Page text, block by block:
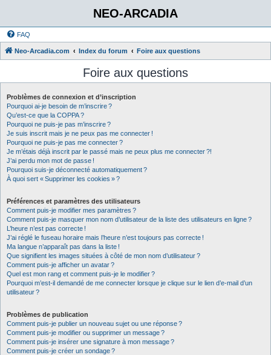
NEO-ARCADIA
FAQ
Neo-Arcadia.com Index du forum Foire aux questions
Foire aux questions
Problèmes de connexion et d’inscription
Pourquoi ai-je besoin de m’inscrire ?
Qu’est-ce que la COPPA ?
Pourquoi ne puis-je pas m’inscrire ?
Je suis inscrit mais je ne peux pas me connecter !
Pourquoi ne puis-je pas me connecter ?
Je m’étais déjà inscrit par le passé mais ne peux plus me connecter ?!
J’ai perdu mon mot de passe !
Pourquoi suis-je déconnecté automatiquement ?
À quoi sert « Supprimer les cookies » ?
Préférences et paramètres des utilisateurs
Comment puis-je modifier mes paramètres ?
Comment puis-je masquer mon nom d’utilisateur de la liste des utilisateurs en ligne ?
L’heure n’est pas correcte !
J’ai réglé le fuseau horaire mais l’heure n’est toujours pas correcte !
Ma langue n’apparaît pas dans la liste !
Que signifient les images situées à côté de mon nom d’utilisateur ?
Comment puis-je afficher un avatar ?
Quel est mon rang et comment puis-je le modifier ?
Pourquoi m’est-il demandé de me connecter lorsque je clique sur le lien d’e-mail d’un
utilisateur ?
Problèmes de publication
Comment puis-je publier un nouveau sujet ou une réponse ?
Comment puis-je modifier ou supprimer un message ?
Comment puis-je insérer une signature à mon message ?
Comment puis-je créer un sondage ?